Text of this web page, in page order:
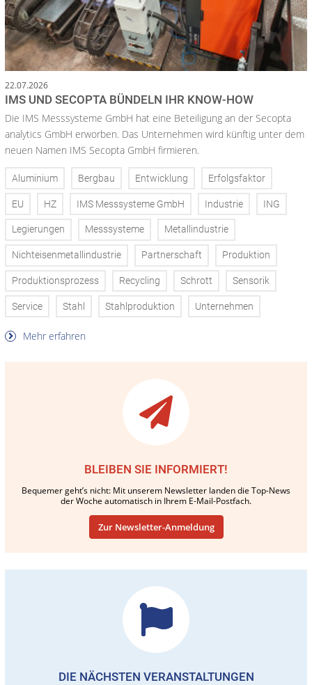
22.07.2026
IMS UND SECOPTA BÜNDELN IHR KNOW-HOW
Die IMS Messsysteme GmbH hat eine Beteiligung an der Secopta
analytics GmbH erworben. Das Unternehmen wird künftig unter dem
neuen Namen IMS Secopta GmbH firmieren.
Aluminium Bergbau Entwicklung Erfolgsfaktor
EU HZ IMS Messsysteme GmbH Industrie ING
Legierungen Messsysteme Metallindustrie
Nichteisenmetallindustrie Partnerschaft Produktion
Produktionsprozess Recycling Schrott Sensorik
Service Stahl Stahlproduktion Unternehmen
Mehr erfahren
BLEIBEN SIE INFORMIERT!
Bequemer geht’s nicht: Mit unserem Newsletter landen die Top-News
der Woche automatisch in Ihrem E-Mail-Postfach.
Zur Newsletter-Anmeldung
DIE NÄCHSTEN VERANSTALTUNGEN